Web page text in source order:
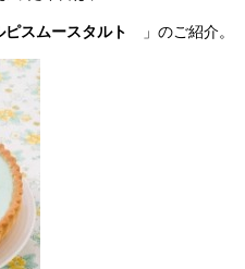
ピスムースタルト 」のご紹介。